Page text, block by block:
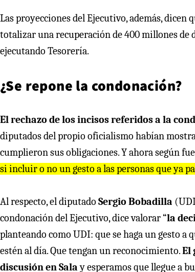
Las proyecciones del Ejecutivo, además,
totalizar una recuperación de 400 millones de
ejecutando Tesorería.
¿Se repone la condonación?
El rechazo de los incisos referidos a la
diputados del propio oficialismo habían
cumplieron sus obligaciones. Y ahora según
si incluir o no un gesto a las personas que ya
Al respecto, el diputado Sergio Bobadilla
condonación del Ejecutivo, dice valorar “la
planteando como UDI: que se haga un gesto a
estén al día. Que tengan un reconocimiento.El
discusión en Salay esperamos que llegue a